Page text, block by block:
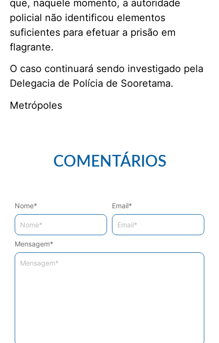
que, naquele momento, a autoridade
policial não identificou elementos
suficientes para efetuar a prisão em
flagrante.
O caso continuará sendo investigado pela
Delegacia de Polícia de Sooretama.
Metrópoles
COMENTÁRIOS
Mensagem*
Nome* Email*